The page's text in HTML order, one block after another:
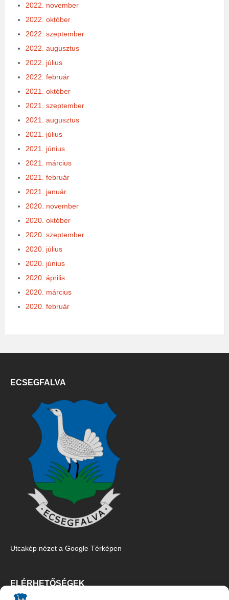
2022. november
2022. október
2022. szeptember
2022. augusztus
2022. július
2022. február
2021. október
2021. szeptember
2021. augusztus
2021. július
2021. június
2021. március
2021. február
2021. január
2020. november
2020. október
2020. szeptember
2020. július
2020. június
2020. április
2020. március
2020. február
ECSEGFALVA
Utcakép nézet a Google Térképen
ELÉRHETŐSÉGEK